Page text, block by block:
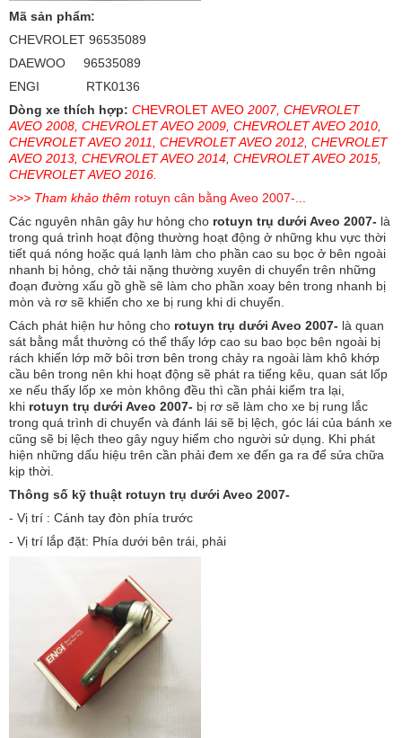
Mã sản phẩm:
CHEVROLET 96535089
DAEWOO 96535089
ENGI RTK0136
Dòng xe thích hợp: CHEVROLET AVEO 2007, CHEVROLET
AVEO 2008, CHEVROLET AVEO 2009, CHEVROLET AVEO 2010,
CHEVROLET AVEO 2011, CHEVROLET AVEO 2012, CHEVROLET
AVEO 2013, CHEVROLET AVEO 2014, CHEVROLET AVEO 2015,
CHEVROLET AVEO 2016.
>>> Tham khảo thêm rotuyn cân bằng Aveo 2007-
Các nguyên nhân gây hư hỏng cho rotuyn trụ dưới Aveo 2007- là
trong quá trình hoạt động thường hoạt động ở những khu vực thời
tiết quá nóng hoặc quá lạnh làm cho phần cao su bọc ở bên ngoài
nhanh bị hỏng, chở tải nặng thường xuyên di chuyển trên những
đoạn đường xấu gồ ghề sẽ làm cho phần xoay bên trong nhanh bị
mòn và rơ sẽ khiến cho xe bị rung khi di chuyển.
Cách phát hiện hư hỏng cho rotuyn trụ dưới Aveo 2007- là quan
sát bằng mắt thường có thể thấy lớp cao su bao bọc bên ngoài bị
rách khiến lớp mỡ bôi trơn bên trong chảy ra ngoài làm khô khớp
cầu bên trong nên khi hoạt động sẽ phát ra tiếng kêu, quan sát lốp
xe nếu thấy lốp xe mòn không đều thì cần phải kiểm tra lại,
khi rotuyn trụ dưới Aveo 2007- bị rơ sẽ làm cho xe bị rung lắc
trong quá trình di chuyển và đánh lái sẽ bị lệch, góc lái của bánh xe
cũng sẽ bị lệch theo gây nguy hiểm cho người sử dụng. Khi phát
hiện những dấu hiệu trên cần phải đem xe đến ga ra để sửa chữa
kịp thời.
Thông số kỹ thuật rotuyn trụ dưới Aveo 2007-
- Vị trí : Cánh tay đòn phía trước
- Vị trí lắp đặt: Phía dưới bên trái, phải